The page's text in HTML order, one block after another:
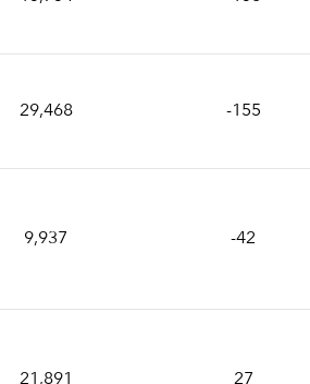
29,468 -155
9,937 -42
21,891 27